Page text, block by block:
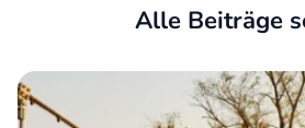
Alle Beiträge